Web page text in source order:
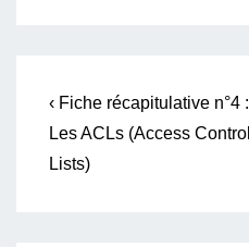
Navigation
de
l’article
Previous
Post
is
‹ Fiche récapitulative n°4 :
Les ACLs (Access Control
Lists)